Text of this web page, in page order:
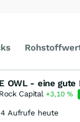
OWL - eine gute
Capital +3,10%
Aufrufe heute